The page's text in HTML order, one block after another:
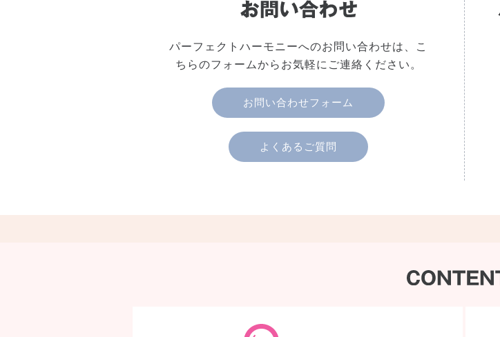
パーフェクトハーモニーへのお問い合わせは、こ
ちらのフォームからお気軽にご連絡ください。
お問い合わせフォーム
よくあるご質問